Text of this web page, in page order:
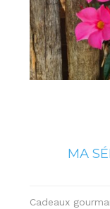
MA
Cadeaux